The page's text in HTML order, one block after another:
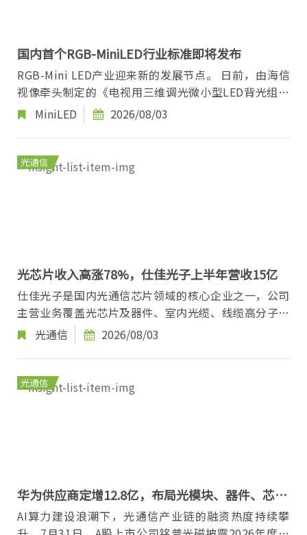
国内首个RGB-MiniLED行业标准即将发布
RGB-Mini LED产业迎来新的发展节点。 日前，由海信
视像牵头制定的《电视用三维调光微小型LED背光组件
详细规范》正式获批立项。这是我国首个RGB-Mi...
MiniLED 2026/08/03
光通信
光芯片收入高涨78%，仕佳光子上半年营收15亿
仕佳光子是国内光通信芯片领域的核心企业之一，公司
主营业务覆盖光芯片及器件、室内光缆、线缆高分子材
料三大板块，产品包括PLC分路器芯片、AWG芯片...
光通信 2026/08/03
光通信
华为供应商定增12.8亿，布局光模块、器件、芯片
全链条
AI算力建设浪潮下，光通信产业链的融资热度持续攀